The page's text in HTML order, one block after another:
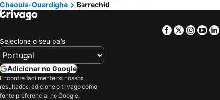
Chaouia-Ouardigha
Berrechid
Facebook
Twitter
Selecione o seu país
Adicionar no Google
Encontre facilmente os nossos
resultados: adicione o trivago como
fonte preferencial no Google.